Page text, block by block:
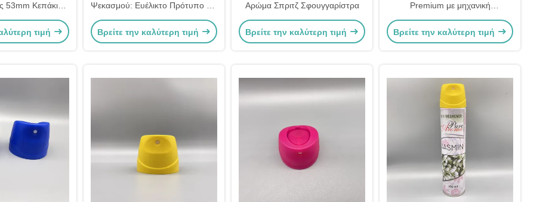
53mm Κεπάκι
και
εφαρμογές
τιμή
Ψεκασμού: Ευέλικτο Πρότυπο για
το Σπίτι & τη Βιομηχανία
Βρείτε την καλύτερη τιμή
Αρώμα Σπριτζ Σφουγγαρίστρα
Βρείτε την καλύτερη τιμή
Premium με μηχανική
ακροφυσίου ακριβείας για τυπικά
δοχεία αεροζόλ
Βρείτε την καλύτερη τιμή